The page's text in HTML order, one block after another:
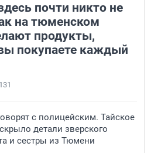
почти никто не
на тюменском
продукты,
покупаете каждый
131
с полицейским. Тайское
детали зверского
и сестры из Тюмени